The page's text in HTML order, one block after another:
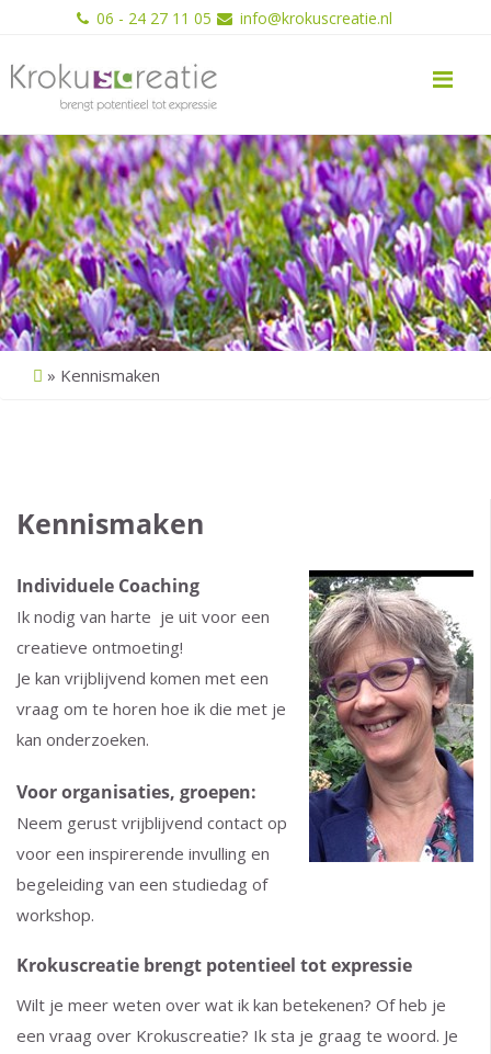
06 - 24 27 11 05 info@krokuscreatie.nl
» Kennismaken
Kennismaken
Individuele Coaching
Ik nodig van harte je uit voor een
creatieve ontmoeting!
Je kan vrijblijvend komen met een
vraag om te horen hoe ik die met je
kan onderzoeken.
Voor organisaties, groepen:
Neem gerust vrijblijvend contact op
voor een inspirerende invulling en
begeleiding van een studiedag of
workshop.
Krokuscreatie brengt potentieel tot expressie
Wilt je meer weten over wat ik kan betekenen? Of heb je
een vraag over Krokuscreatie? Ik sta je graag te woord. Je